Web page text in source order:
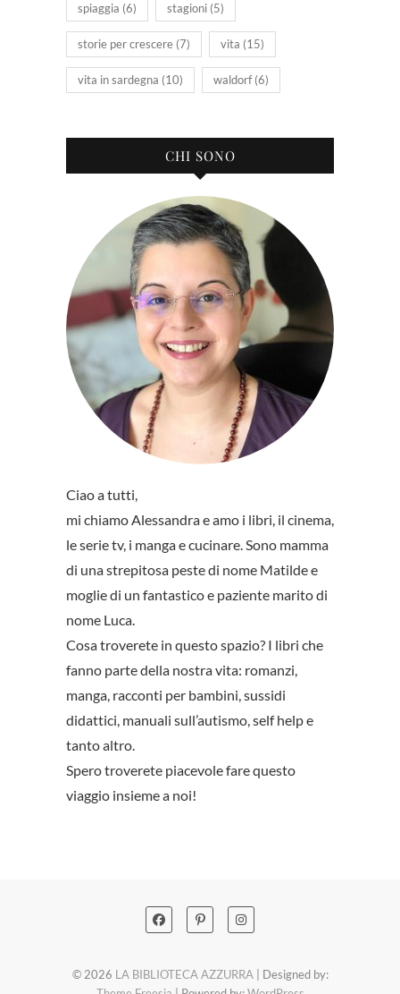
spiaggia (6) stagioni (5)
storie per crescere (7) vita (15)
vita in sardegna (10) waldorf(6)
CHI SONO
Ciao a tutti,
mi chiamo Alessandra e amo i libri, il cinema,
le serie tv, i manga e cucinare. Sono mamma
di una strepitosa peste di nome Matilde e
moglie di un fantastico e paziente marito di
nome Luca.
Cosa troverete in questo spazio? I libri che
fanno parte della nostra vita: romanzi,
manga, racconti per bambini, sussidi
didattici, manuali sull’autismo, self help e
tanto altro.
Spero troverete piacevole fare questo
viaggio insieme a noi!
© 2026 LA BIBLIOTECA AZZURRA | Designed by: